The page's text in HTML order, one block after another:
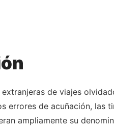
de viajes
errores de acuñación, las
ampliamente su